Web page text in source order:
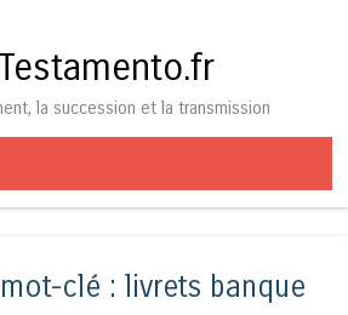
la succession et la transmission
clé : livrets banque